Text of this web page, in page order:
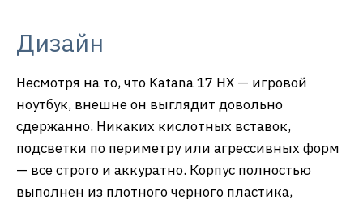
Дизайн
Несмотря на то, что Katana 17 HX — игровой
ноутбук, внешне он выглядит довольно
сдержанно. Никаких кислотных вставок,
подсветки по периметру или агрессивных форм
— все строго и аккуратно. Корпус полностью
выполнен из плотного черного пластика,